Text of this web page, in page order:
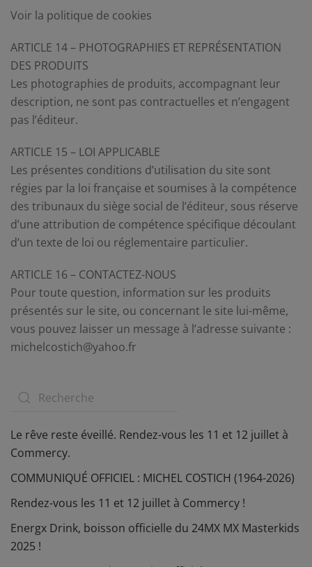
Voir la politique de cookies
ARTICLE 14 – PHOTOGRAPHIES ET REPRÉSENTATION
DES PRODUITS
Les photographies de produits, accompagnant leur
description, ne sont pas contractuelles et n’engagent
pas l’éditeur.
ARTICLE 15 – LOI APPLICABLE
Les présentes conditions d’utilisation du site sont
régies par la loi française et soumises à la compétence
des tribunaux du siège social de l’éditeur, sous réserve
d’une attribution de compétence spécifique découlant
d’un texte de loi ou réglementaire particulier.
ARTICLE 16 – CONTACTEZ-NOUS
Pour toute question, information sur les produits
présentés sur le site, ou concernant le site lui-même,
vous pouvez laisser un message à l’adresse suivante :
michelcostich@yahoo.fr
Le rêve reste éveillé. Rendez-vous les 11 et 12 juillet à
Commercy.
COMMUNIQUÉ OFFICIEL : MICHEL COSTICH (1964-2026)
Rendez-vous les 11 et 12 juillet à Commercy !
Energx Drink, boisson officielle du 24MX MX Masterkids
2025 !